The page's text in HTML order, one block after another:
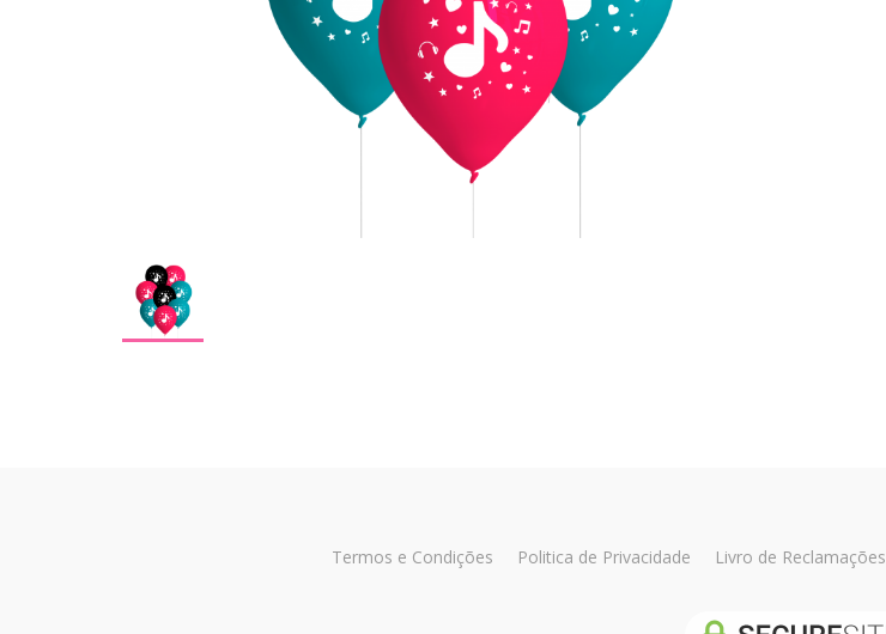
Termos e Condições Politica de Privacidade Livro de Reclamações